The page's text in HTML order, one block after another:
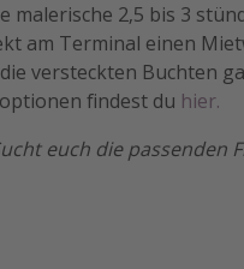
malerische 2,5 bis 3
am Terminal einen
versteckten Buchten
findest du hier.
euch die passenden